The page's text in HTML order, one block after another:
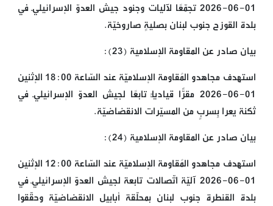
01-06-2026 تجمّعًا لآليات وجنود جيش العدوّ الإسرائيليّ في
بلدة القوزح جنوب لبنان بصليةٍ صاروخيّة.
بيان صادر عن المقاومة الإسلامية (23):
استهدف مجاهدو المُقاومة الإسلاميّة عند السّاعة 18:00 الإثنين
01-06-2026 مقرًّا قياديًّا تابعًا لجيش العدوّ الإسرائيليّ في
ثكنة يعرا بِسربٍ من المسيّرات الانقضاضيّة.
بيان صادر عن المقاومة الإسلامية (24):
استهدف مجاهدو المُقاومة الإسلاميّة عند السّاعة 12:00 الإثنين
01-06-2026 آليّة اتّصالات تابعة لجيش العدوّ الإسرائيليّ في
بلدة القنطرة جنوب لبنان بمحلّقة أبابيل الانقضاضيّة وحقّقوا